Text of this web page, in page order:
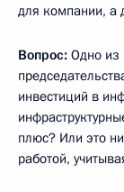
для компании, а
Вопрос: Одно из
инвестиций в
плюс? Или это
работой,